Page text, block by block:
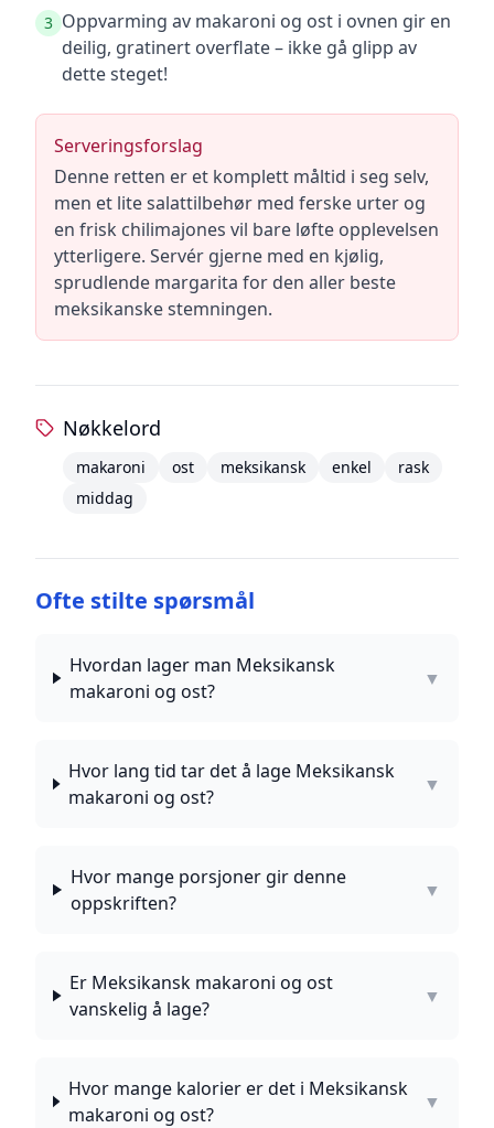
3 Oppvarming av makaroni og ost i ovnen gir en
deilig, gratinert overflate – ikke gå glipp av
dette steget!
Serveringsforslag
Denne retten er et komplett måltid i seg selv,
men et lite salattilbehør med ferske urter og
en frisk chilimajones vil bare løfte opplevelsen
ytterligere. Servér gjerne med en kjølig,
sprudlende margarita for den aller beste
meksikanske stemningen.
Nøkkelord
makaroni ost meksikansk enkel
rask
middag
Ofte stilte spørsmål
Hvordan lager man Meksikansk
makaroni og ost?
▼
Hvor lang tid tar det å lage Meksikansk
makaroni og ost?
▼
Hvor mange porsjoner gir denne
oppskriften?
▼
Er Meksikansk makaroni og ost
vanskelig å lage?
▼
Hvor mange kalorier er det i Meksikansk
makaroni og ost?
▼